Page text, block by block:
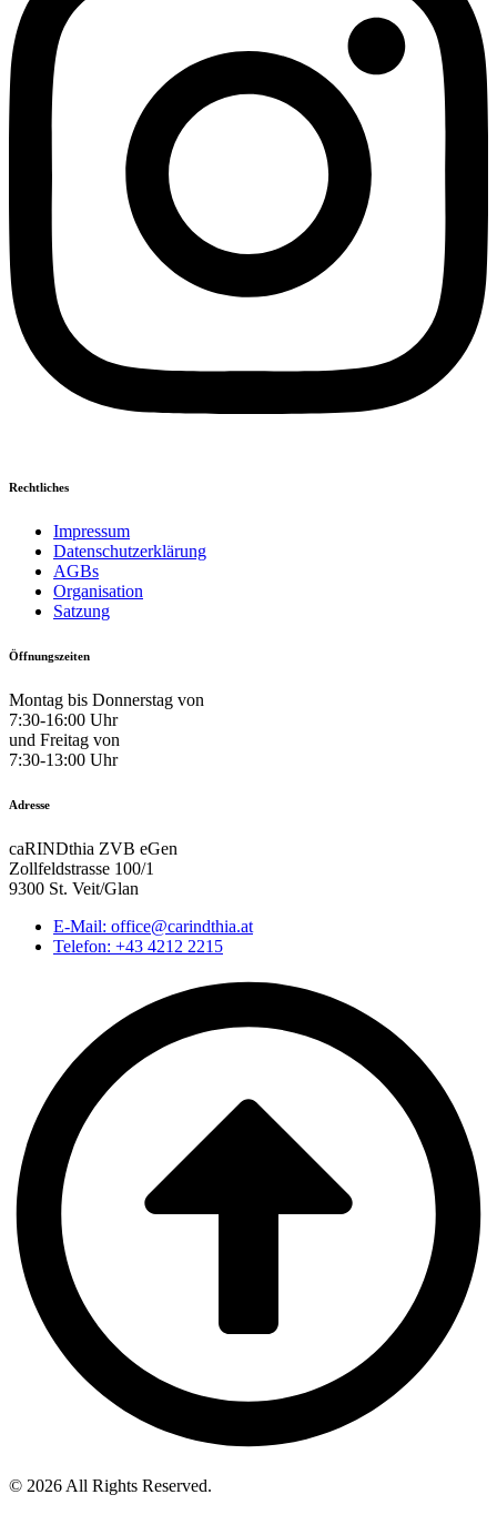
Rechtliches
Impressum
Datenschutzerklärung
AGBs
Organisation
Satzung
Öffnungszeiten
Montag bis Donnerstag von
7:30-16:00 Uhr
und Freitag von
7:30-13:00 Uhr
Adresse
caRINDthia ZVB eGen
Zollfeldstrasse 100/1
9300 St. Veit/Glan
E-Mail: office@carindthia.at
Telefon: +43 4212 2215
© 2026 All Rights Reserved.